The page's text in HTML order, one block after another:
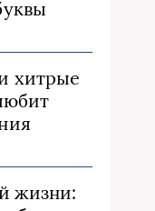
хитрые
жизни: